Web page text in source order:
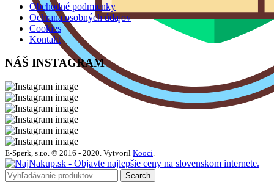
Obchodné podmienky
Ochrana osobných údajov
Cookies
Kontakt
NÁŠ INSTAGRAM
E-Sperk, s.r.o. © 2016 - 2020. Vytvoril Kooci.
Search